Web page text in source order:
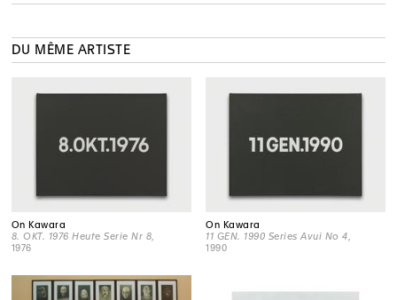
DU MÊME ARTISTE
On Kawara
8. OKT. 1976 Heute Serie Nr 8
1976
On Kawara
11 GEN. 1990 Series Avui No 4
1990